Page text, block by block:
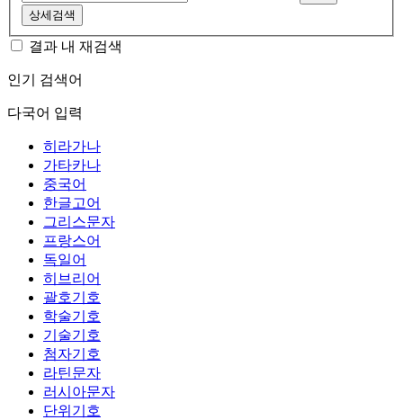
상세검색
결과 내 재검색
인기 검색어
다국어 입력
히라가나
가타카나
중국어
한글고어
그리스문자
프랑스어
독일어
히브리어
괄호기호
학술기호
기술기호
첨자기호
라틴문자
러시아문자
단위기호